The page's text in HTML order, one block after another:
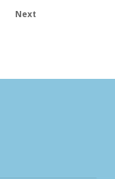
Next